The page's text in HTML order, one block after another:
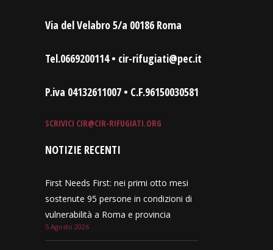
Via del Velabro 5/a 00186 Roma
Tel.0669200114 • cir-rifugiati@pec.it
P.iva 04132611007 • C.F.96150030581
SCRIVICI CIR@CIR-RIFUGIATI.ORG
NOTIZIE RECENTI
First Needs First: nei primi otto mesi
sostenute 95 persone in condizioni di
vulnerabilità a Roma e provincia
5 Agosto 2026